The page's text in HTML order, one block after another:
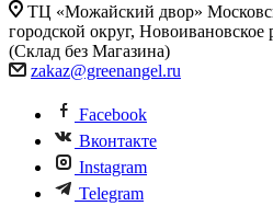
ТЦ «Можайский двор»
городской округ, Новоивановское
(Склад без Магазина)
zakaz@greenangel.ru
Facebook
Вконтакте
Instagram
Telegram